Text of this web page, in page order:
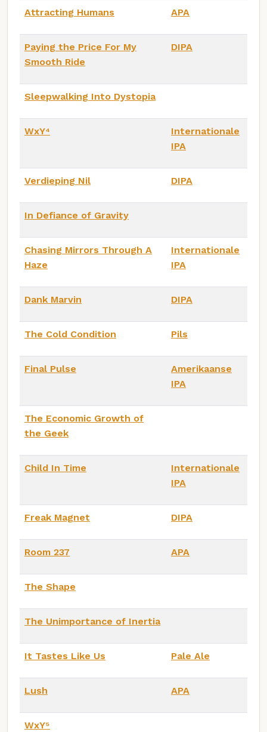
Attracting Humans APA
Paying the Price For My
Smooth Ride
DIPA
Sleepwalking Into Dystopia
WxY⁴
Internationale
IPA
Verdieping Nil DIPA
In Defiance of Gravity
Chasing Mirrors Through A
Haze
Internationale
IPA
Dank Marvin DIPA
The Cold Condition Pils
Final Pulse
Amerikaanse
IPA
The Economic Growth of
the Geek
Child In Time
Internationale
IPA
Freak Magnet DIPA
Room 237 APA
The Shape
The Unimportance of Inertia
It Tastes Like Us Pale Ale
Lush APA
WxY⁵